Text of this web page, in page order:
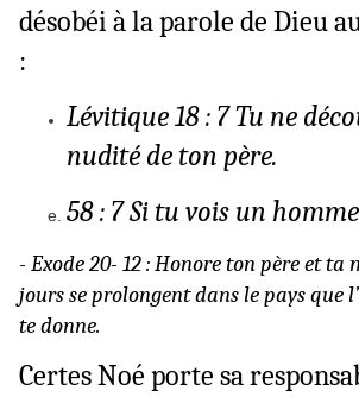
désobéi à la parole de Dieu
:
Lévitique 18 : 7 Tu ne
nudité de ton père.
58 : 7 Si tu vois un
- Exode 20- 12 : Honore ton père et ta
jours se prolongent dans le pays que
te donne.
Certes Noé porte sa